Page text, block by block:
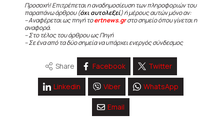
Προσοχή! Επιτρέπεται η αναδημοσίευση των πληροφοριών του
παραπάνω άρθρου (όχι αυτολεξεί) ή μέρους αυτών μόνο αν:
– Αναφέρεται ως πηγή τοertnews.grστο σημείο όπου γίνεται η
αναφορά.
– Στο τέλος του άρθρου ως Πηγή
– Σε ένα από τα δύο σημεία να υπάρχει ενεργός σύνδεσμος
Share Facebook Twitter
Linkedin Viber WhatsApp
Email